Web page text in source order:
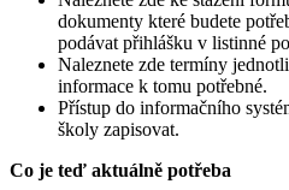
dokumenty které budete
podávat přihlášku v listinné
Naleznete zde termíny
informace k tomu potřebné.
Přístup do informačního
školy zapisovat.
Co je teď aktuálně potřeba